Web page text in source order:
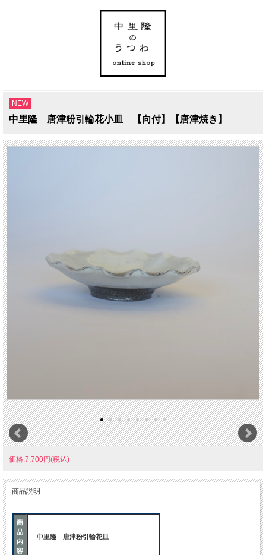
NEW
中里隆 唐津粉引輪花小皿 【向付】【唐津焼き】
価格:7,700円(税込)
商品説明
商
品
内
容
中里隆 唐津粉引輪花皿